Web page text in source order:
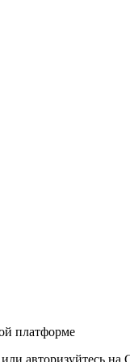
платформе
авторизуйтесь на